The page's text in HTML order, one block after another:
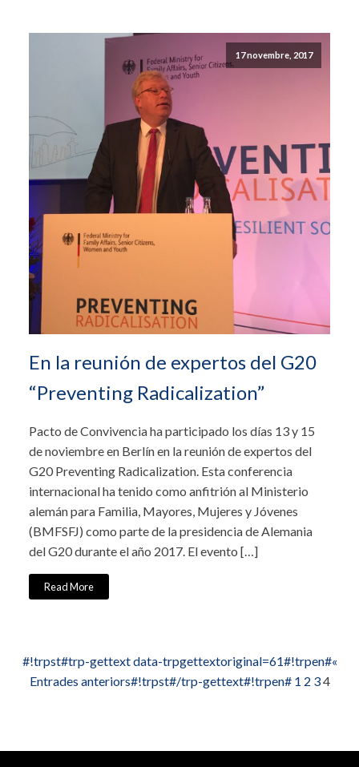
17 novembre, 2017
En la reunión de expertos del G20
“Preventing Radicalization”
Pacto de Convivencia ha participado los días 13 y 15
de noviembre en Berlín en la reunión de expertos del
G20 Preventing Radicalization. Esta conferencia
internacional ha tenido como anfitrión al Ministerio
alemán para Familia, Mayores, Mujeres y Jóvenes
(BMFSFJ) como parte de la presidencia de Alemania
del G20 durante el año 2017. El evento […]
Read More
#!trpst#trp-gettext data-trpgettextoriginal=61#!trpen#«
Entrades anteriors#!trpst#/trp-gettext#!trpen# 1 2 34